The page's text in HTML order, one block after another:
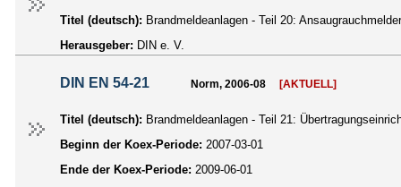
Titel (deutsch): Brandmeldeanlagen - Teil 20:
Herausgeber: DIN e. V.
DIN EN 54-21 Norm, 2006-08 [AKTUELL]
Titel (deutsch): Brandmeldeanlagen - Teil 21:
Beginn der Koex-Periode: 2007-03-01
Ende der Koex-Periode: 2009-06-01